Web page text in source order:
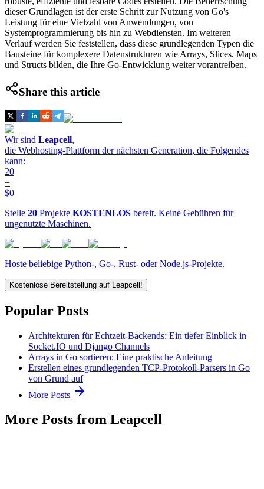
dieser Grundlagen ist der erste Schritt zur Nutzung von Go's
Leistung für eine Vielzahl von Anwendungen, von
Systemprogrammierung bis hin zu Webdiensten. Im weiteren
Verlauf werden Sie feststellen, dass diese grundlegenden Typen die
Bausteine für komplexere Datenstrukturen wie Arrays, Slices, Maps
und Structs bilden, die Ihre Go-Entwicklung weiter vorantreiben.
Share this article
Wir sind Leapcell,
die Webhosting-Plattform der nächsten Generation, die Folgendes
kann:
20
=
$0
Stelle 20 Projekte KOSTENLOS bereit. Keine Gebühren für
ungenutzte Maschinen.
Hoste beliebige Python-, Go-, Rust- oder Node.js-Projekte.
Kostenlose Bereitstellung auf Leapcell!
Popular Posts
Architekturen für Echtzeit-Backends: Ein tiefer Einblick in
Socket.IO und Django Channels
Arrays in Go sortieren: Eine praktische Anleitung
Erstellen eines grundlegenden TCP-Protokoll-Parsers in Go
von Grund auf
More Posts
More Posts from Leapcell